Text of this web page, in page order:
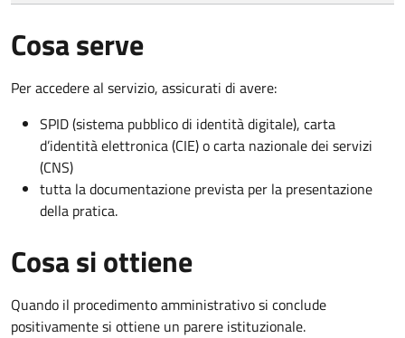
Cosa serve
Per accedere al servizio, assicurati di avere:
SPID (sistema pubblico di identità digitale), carta
d’identità elettronica (CIE) o carta nazionale dei servizi
(CNS)
tutta la documentazione prevista per la presentazione
della pratica.
Cosa si ottiene
Quando il procedimento amministrativo si conclude
positivamente si ottiene un parere istituzionale.